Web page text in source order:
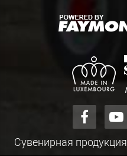
Сувенирная продукция